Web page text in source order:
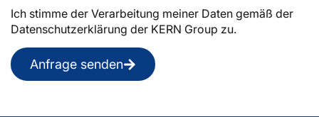
Ich stimme der Verarbeitung meiner Daten gemäß der
Datenschutzerklärung der KERN Group zu.
Anfrage senden